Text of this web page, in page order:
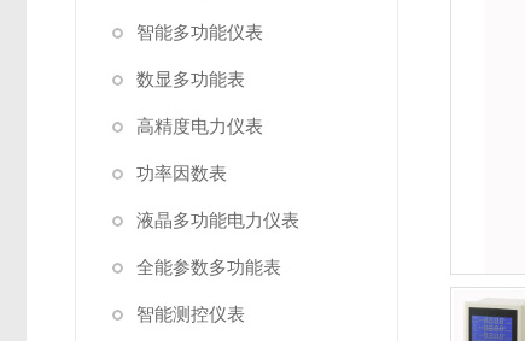
智能多功能仪表
数显多功能表
高精度电力仪表
功率因数表
液晶多功能电力仪表
全能参数多功能表
智能测控仪表